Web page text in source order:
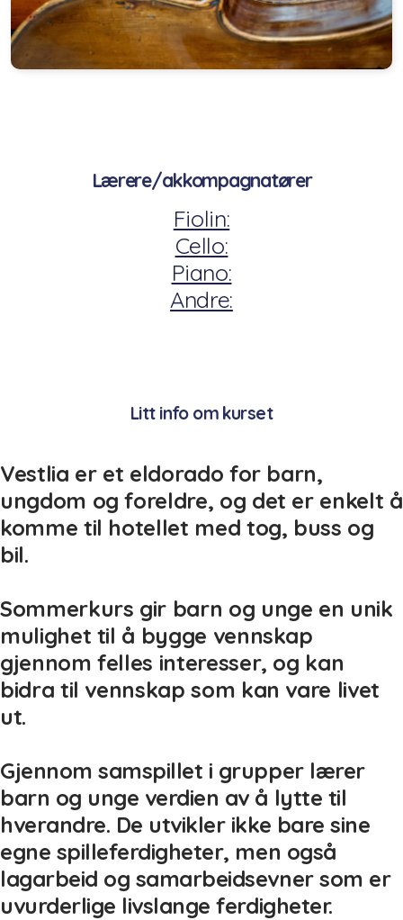
Lærere/akkompagnatører
Fiolin:
Cello:
Piano:
Andre:
Litt info om kurset
Vestlia er et eldorado for barn,
ungdom og foreldre, og det er enkelt å
komme til hotellet med tog, buss og
bil.
Sommerkurs gir barn og unge en unik
mulighet til å bygge vennskap
gjennom felles interesser, og kan
bidra til vennskap som kan vare livet
ut.
Gjennom samspillet i grupper lærer
barn og unge verdien av å lytte til
hverandre. De utvikler ikke bare sine
egne spilleferdigheter, men også
lagarbeid og samarbeidsevner som er
uvurderlige livslange ferdigheter.